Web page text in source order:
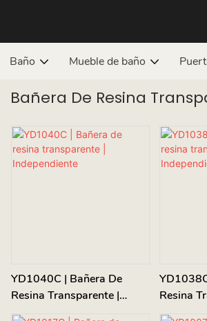
Baño Mueble de baño
Bañera De Resina
YD1040C | Bañera De
Resina Transparente |
Independiente
Resina